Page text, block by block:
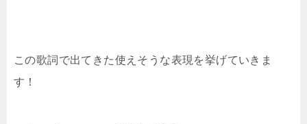
この歌詞で出てきた使えそうな表現を挙げていきま
す！